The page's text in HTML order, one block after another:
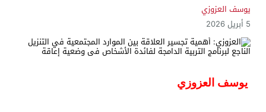
يوسف العزوزي
5 أبريل 2026
يوسف العزوزي